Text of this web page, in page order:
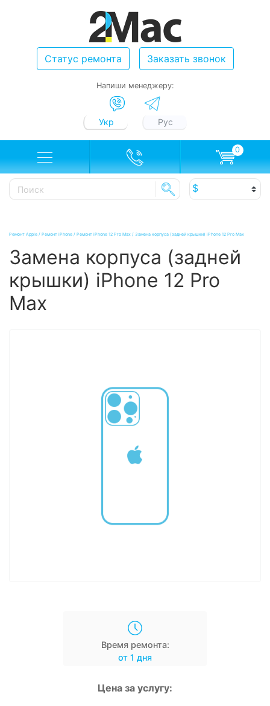
Статус ремонта Заказать звонок
Напиши менеджеру:
Укр Рус
0
Ремонт Apple / Ремонт iPhone / Ремонт iPhone 12 Pro Max / Замена корпуса (задней крышки) iPhone 12 Pro Max
Замена корпуса (задней
крышки) iPhone 12 Pro
Max
Время ремонта:
от 1 дня
Цена за услугу: